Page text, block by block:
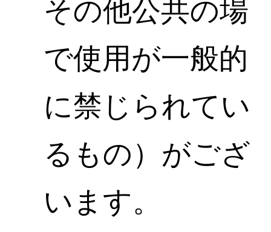
その他公共の場
で使用が一般的
に禁じられてい
るもの）がござ
います。